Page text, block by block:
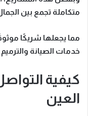
متكاملة تجمع بين
مما يجعلها شريكًا
خدمات الصيانة
كيفية
العين